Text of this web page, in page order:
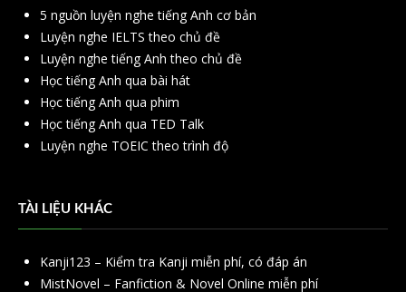
5 nguồn luyện nghe tiếng Anh cơ bản
Luyện nghe IELTS theo chủ đề
Luyện nghe tiếng Anh theo chủ đề
Học tiếng Anh qua bài hát
Học tiếng Anh qua phim
Học tiếng Anh qua TED Talk
Luyện nghe TOEIC theo trình độ
TÀI LIỆU KHÁC
Kanji123 – Kiểm tra Kanji miễn phí, có đáp án
MistNovel – Fanfiction & Novel Online miễn phí